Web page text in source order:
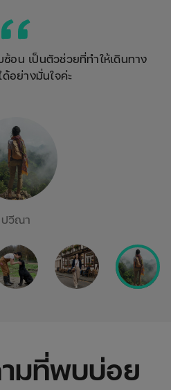
อน เป็นตัวช่วยที่ทำให้เดินทาง
ด้อย่างมั่นใจค่ะ
ปวีณา
มที่พบบ่อย